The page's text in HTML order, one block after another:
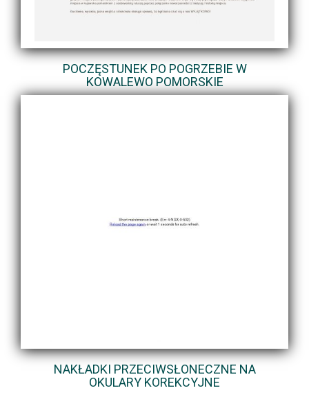
POCZĘSTUNEK PO POGRZEBIE W
KOWALEWO POMORSKIE
NAKŁADKI PRZECIWSŁONECZNE NA
OKULARY KOREKCYJNE